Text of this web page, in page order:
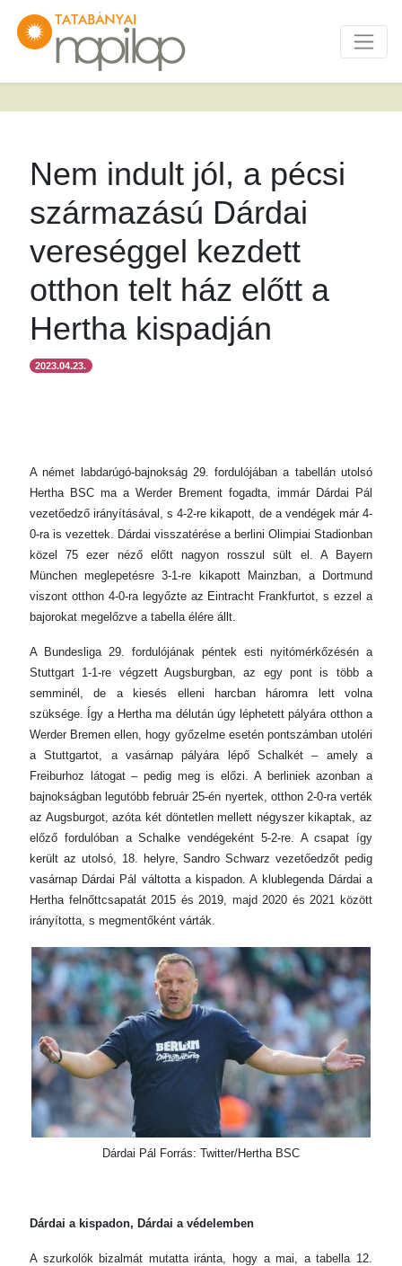
Nem indult jól, a pécsi
származású Dárdai
vereséggel kezdett
otthon telt ház előtt a
Hertha kispadján
2023.04.23.
A német labdarúgó-bajnokság 29. fordulójában a tabellán utolsó
Hertha BSC ma a Werder Brement fogadta, immár Dárdai Pál
vezetőedző irányításával, s 4-2-re kikapott, de a vendégek már 4-
0-ra is vezettek. Dárdai visszatérése a berlini Olimpiai Stadionban
közel 75 ezer néző előtt nagyon rosszul sült el. A Bayern
München meglepetésre 3-1-re kikapott Mainzban, a Dortmund
viszont otthon 4-0-ra legyőzte az Eintracht Frankfurtot, s ezzel a
bajorokat megelőzve a tabella élére állt.
A Bundesliga 29. fordulójának péntek esti nyitómérkőzésén a
Stuttgart 1-1-re végzett Augsburgban, az egy pont is több a
semminél, de a kiesés elleni harcban háromra lett volna
szüksége. Így a Hertha ma délután úgy léphetett pályára otthon a
Werder Bremen ellen, hogy győzelme esetén pontszámban utoléri
a Stuttgartot, a vasárnap pályára lépő Schalkét – amely a
Freiburhoz látogat – pedig meg is előzi. A berliniek azonban a
bajnokságban legutóbb február 25-én nyertek, otthon 2-0-ra verték
az Augsburgot, azóta két döntetlen mellett négyszer kikaptak, az
előző fordulóban a Schalke vendégeként 5-2-re. A csapat így
került az utolsó, 18. helyre, Sandro Schwarz vezetőedzőt pedig
vasárnap Dárdai Pál váltotta a kispadon. A klublegenda Dárdai a
Hertha felnőttcsapatát 2015 és 2019, majd 2020 és 2021 között
irányította, s megmentőként várták.
Dárdai Pál Forrás: Twitter/Hertha BSC
Dárdai a kispadon, Dárdai a védelemben
A szurkolók bizalmát mutatta iránta, hogy a mai, a tabella 12.